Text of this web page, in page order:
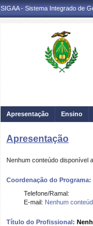
SIGAA - Sistema Integrado de
Apresentação Ensino
Apresentação
Nenhum conteúdo disponível
Coordenação do Programa:
Telefone/Ramal:
E-mail: Nenhum
Título do Profissional: